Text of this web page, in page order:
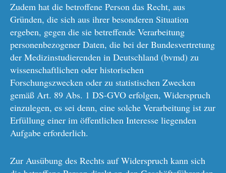
Zudem hat die betroffene Person das Recht, aus
Gründen, die sich aus ihrer besonderen Situation
ergeben, gegen die sie betreffende Verarbeitung
personenbezogener Daten, die bei der Bundesvertretung
der Medizinstudierenden in Deutschland (bvmd) zu
wissenschaftlichen oder historischen
Forschungszwecken oder zu statistischen Zwecken
gemäß Art. 89 Abs. 1 DS-GVO erfolgen, Widerspruch
einzulegen, es sei denn, eine solche Verarbeitung ist zur
Erfüllung einer im öffentlichen Interesse liegenden
Aufgabe erforderlich.
Zur Ausübung des Rechts auf Widerspruch kann sich